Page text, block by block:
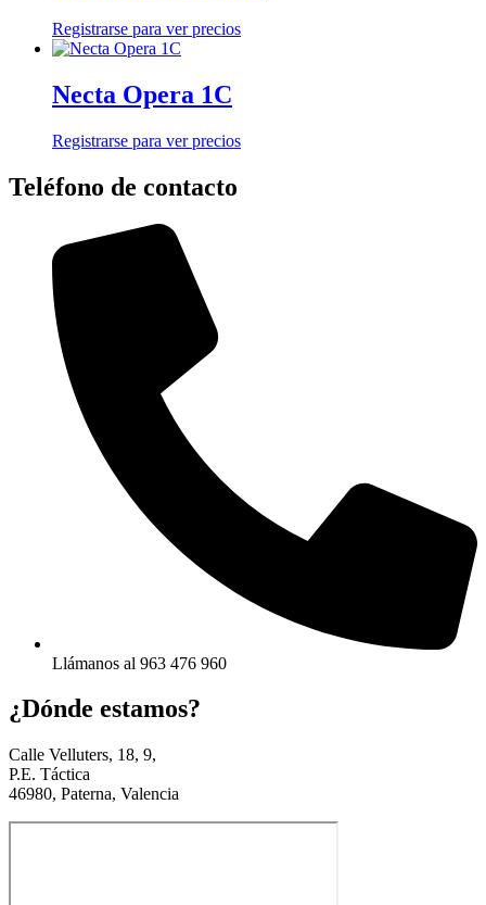
Registrarse para ver precios
Necta Opera 1C
Registrarse para ver precios
Teléfono de contacto
Llámanos al 963 476 960
¿Dónde estamos?
Calle Velluters, 18, 9,
P.E. Táctica
46980, Paterna, Valencia